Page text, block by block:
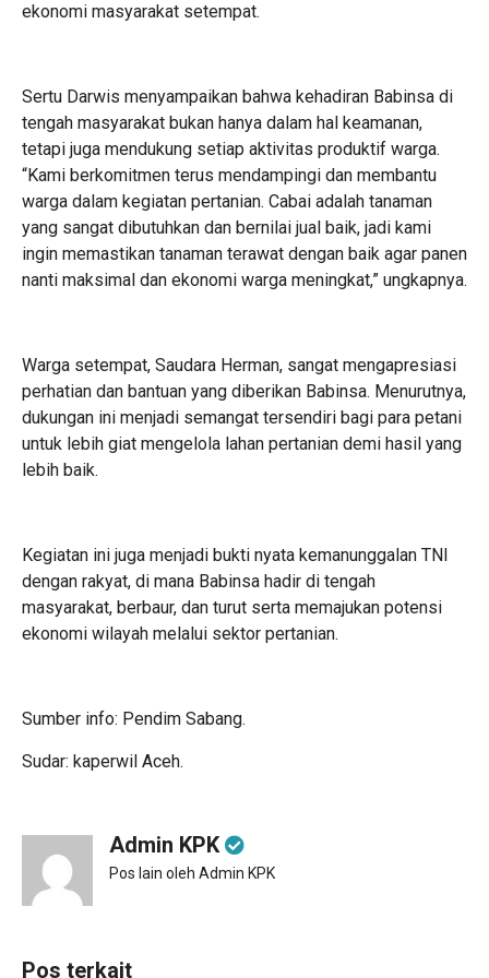
ekonomi masyarakat setempat.
Sertu Darwis menyampaikan bahwa kehadiran Babinsa di
tengah masyarakat bukan hanya dalam hal keamanan,
tetapi juga mendukung setiap aktivitas produktif warga.
“Kami berkomitmen terus mendampingi dan membantu
warga dalam kegiatan pertanian. Cabai adalah tanaman
yang sangat dibutuhkan dan bernilai jual baik, jadi kami
ingin memastikan tanaman terawat dengan baik agar panen
nanti maksimal dan ekonomi warga meningkat,” ungkapnya.
Warga setempat, Saudara Herman, sangat mengapresiasi
perhatian dan bantuan yang diberikan Babinsa. Menurutnya,
dukungan ini menjadi semangat tersendiri bagi para petani
untuk lebih giat mengelola lahan pertanian demi hasil yang
lebih baik.
Kegiatan ini juga menjadi bukti nyata kemanunggalan TNI
dengan rakyat, di mana Babinsa hadir di tengah
masyarakat, berbaur, dan turut serta memajukan potensi
ekonomi wilayah melalui sektor pertanian.
Sumber info: Pendim Sabang.
Sudar: kaperwil Aceh.
Admin KPK
Pos lain oleh Admin KPK
Pos terkait